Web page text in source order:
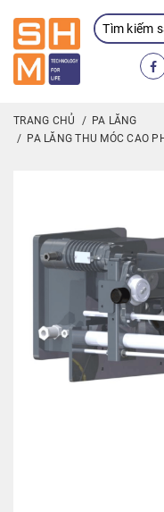
TRANG CHỦ
PA LĂNG
PA LĂNG THU MÓC CAO